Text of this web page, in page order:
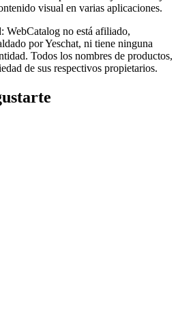
visual en varias aplicaciones.
WebCatalog no está afiliado,
por Yeschat, ni tiene ninguna
Todos los nombres de productos,
de sus respectivos propietarios.